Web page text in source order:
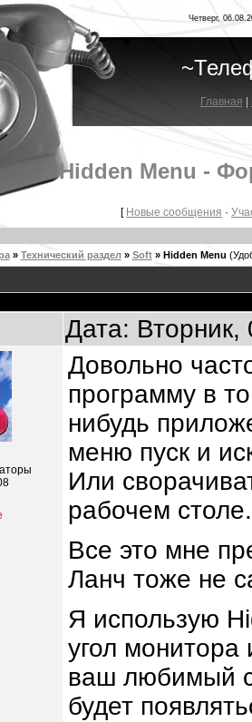
Четверг,
Главная
Hidden Menu -
[ Новые сообщения ·
» Технический раздел » Soft » Hidden Menu
Дата:
Довольно
программу в
нибудь
меню пуск и
Или
рабочем столе.
Все это мне
Ланч тоже не
Я использую
угол монитора
ваш любимый
будет